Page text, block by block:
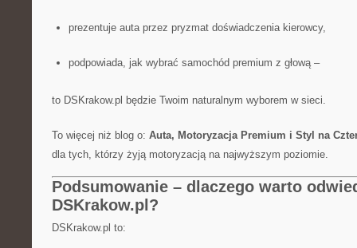
prezentuje auta przez pryzmat doświadczenia kierowcy,
podpowiada, jak wybrać samochód premium z głową –
to DSKrakow.pl będzie Twoim naturalnym wyborem w sieci.
To więcej niż blog o: Auta, Motoryzacja Premium i Styl na
dla tych, którzy żyją motoryzacją na najwyższym poziomie.
Podsumowanie – dlaczego warto
DSKrakow.pl?
DSKrakow.pl to: